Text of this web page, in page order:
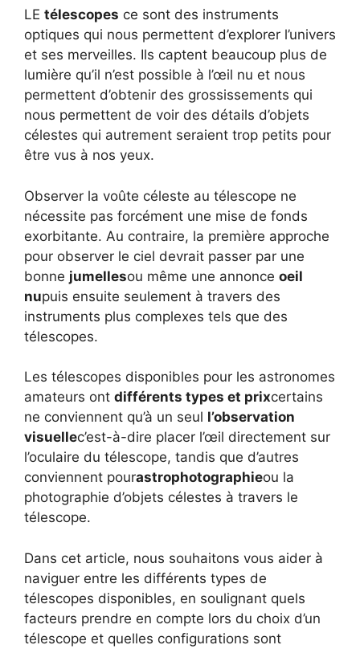
LE télescopes ce sont des instruments
optiques qui nous permettent d’explorer l’univers
et ses merveilles. Ils captent beaucoup plus de
lumière qu’il n’est possible à l’œil nu et nous
permettent d’obtenir des grossissements qui
nous permettent de voir des détails d’objets
célestes qui autrement seraient trop petits pour
être vus à nos yeux.
Observer la voûte céleste au télescope ne
nécessite pas forcément une mise de fonds
exorbitante. Au contraire, la première approche
pour observer le ciel devrait passer par une
bonne jumellesou même une annonce oeil
nupuis ensuite seulement à travers des
instruments plus complexes tels que des
télescopes.
Les télescopes disponibles pour les astronomes
amateurs ont différents types et prixcertains
ne conviennent qu’à un seul l’observation
visuellec’est-à-dire placer l’œil directement sur
l’oculaire du télescope, tandis que d’autres
conviennent pourastrophotographieou la
photographie d’objets célestes à travers le
télescope.
Dans cet article, nous souhaitons vous aider à
naviguer entre les différents types de
télescopes disponibles, en soulignant quels
facteurs prendre en compte lors du choix d’un
télescope et quelles configurations sont